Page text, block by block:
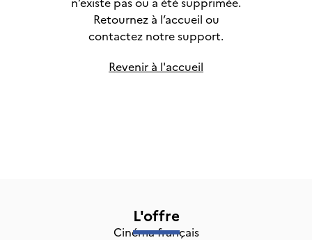
Retournez à l’accueil ou
contactez notre support.
Revenir à l'accueil
L'offre
Cinéma français